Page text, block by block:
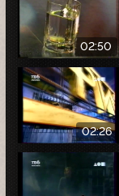
02:50
02:26